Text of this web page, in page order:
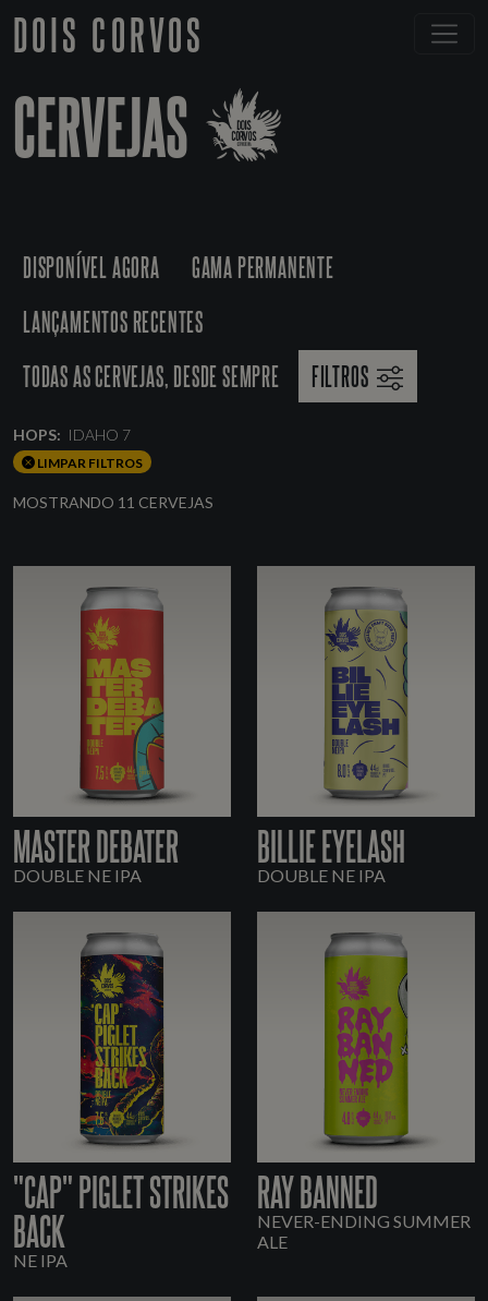
DOIS CORVOS
CERVEJAS
DISPONÍVEL AGORA
GAMA PERMANENTE
LANÇAMENTOS RECENTES
TODAS AS CERVEJAS, DESDE SEMPRE
FILTROS
HOPS: IDAHO 7
LIMPAR FILTROS
MOSTRANDO 11 CERVEJAS
MASTER DEBATER
DOUBLE NE IPA
BILLIE EYELASH
DOUBLE NE IPA
"CAP" PIGLET STRIKES
BACK
NE IPA
RAY BANNED
NEVER-ENDING SUMMER
ALE